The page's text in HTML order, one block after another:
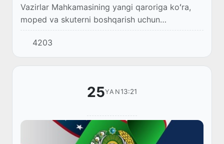
Vazirlar Mahkamasining yangi qaroriga koʻra,
moped va skuterni boshqarish uchun
haydovchilik guvohnomasi talab etiladigan sana
oʻzgartirildi.
4203
25YAN13:21